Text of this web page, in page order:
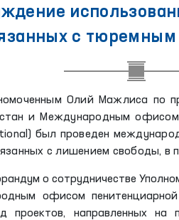
с
Олий Мажлиса по
и Международным
был проведен
с лишением свободы, в
о сотрудничестве
офисом
проектов, направленных на